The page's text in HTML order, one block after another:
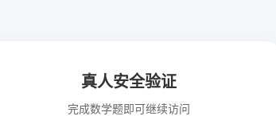
真人安全验证
完成数学题即可继续访问